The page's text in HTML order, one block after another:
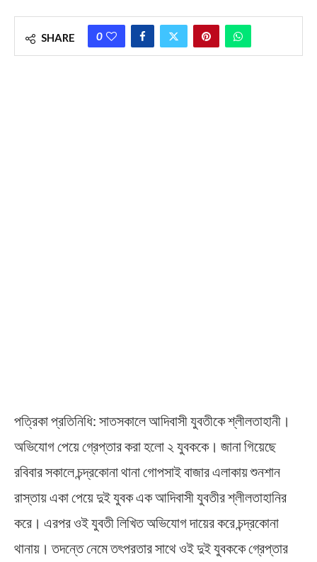
SHARE 0
পত্রিকা প্রতিনিধি: সাতসকালে আদিবাসী যুবতীকে শ্লীলতাহানী।
অভিযোগ পেয়ে গ্রেপ্তার করা হলো ২ যুবককে। জানা গিয়েছে
রবিবার সকালে চন্দ্রকোনা থানা গোপসাই বাজার এলাকায় শুনশান
রাস্তায় একা পেয়ে দুই যুবক এক আদিবাসী যুবতীর শ্লীলতাহানির
করে। এরপর ওই যুবতী লিখিত অভিযোগ দায়ের করে চন্দ্রকোনা
থানায়। তদন্তে নেমে তৎপরতার সাথে ওই দুই যুবককে গ্রেপ্তার